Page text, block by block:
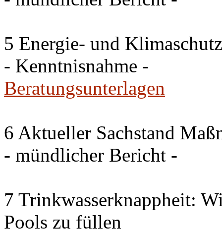
5 Energie- und
- Kenntnisnahme -
Beratungsunterlagen
6 Aktueller Sachstand
- mündlicher Bericht -
7 Trinkwasserknappheit:
Pools zu füllen